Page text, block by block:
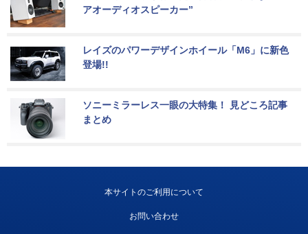
アオーディオスピーカー”
レイズのパワーデザインホイール「M6」に新色
登場!!
ソニーミラーレス一眼の大特集！ 見どころ記事
まとめ
本サイトのご利用について
お問い合わせ